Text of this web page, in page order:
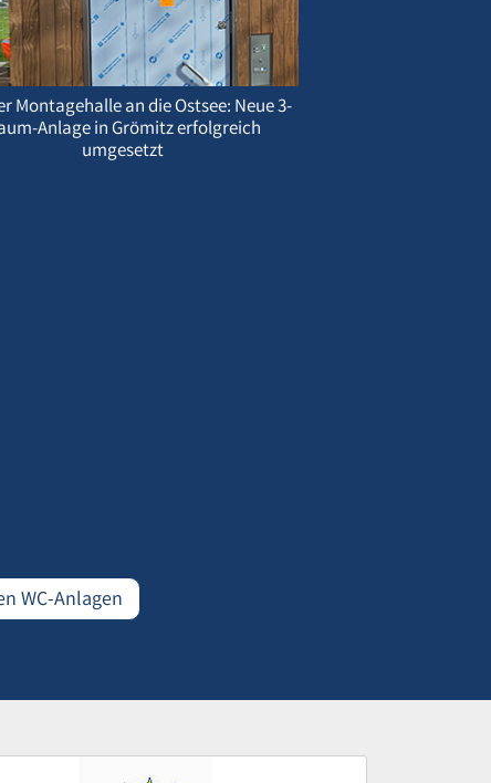
Montagehalle an die Ostsee: Neue 3-
Anlage in Grömitz erfolgreich
umgesetzt
WC-Anlagen